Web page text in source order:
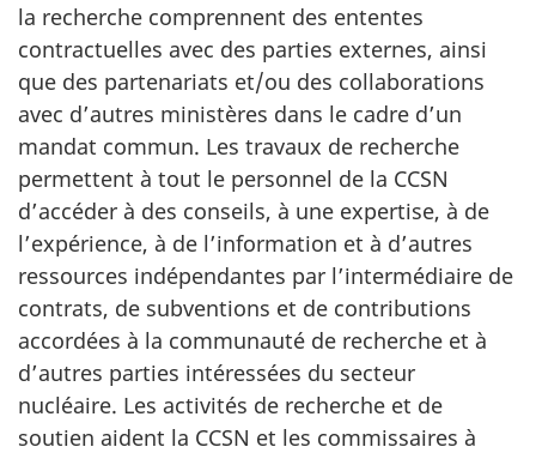
la recherche comprennent des ententes
contractuelles avec des parties externes, ainsi
que des partenariats et/ou des collaborations
avec d’autres ministères dans le cadre d’un
mandat commun. Les travaux de recherche
permettent à tout le personnel de la CCSN
d’accéder à des conseils, à une expertise, à de
l’expérience, à de l’information et à d’autres
ressources indépendantes par l’intermédiaire de
contrats, de subventions et de contributions
accordées à la communauté de recherche et à
d’autres parties intéressées du secteur
nucléaire. Les activités de recherche et de
soutien aident la CCSN et les commissaires à